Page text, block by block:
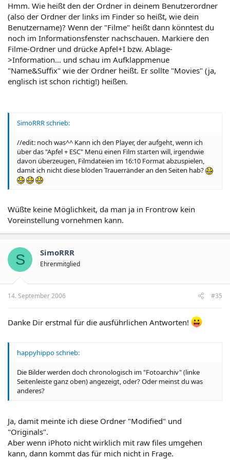
Hmm. Wie heißt den der Ordner in deinem Benutzerordner
(also der Ordner der links im Finder so heißt, wie dein
Benutzername)? Wenn der "Filme" heißt dann könntest du
noch im Informationsfenster nachschauen. Markiere den
Filme-Ordner und drücke Apfel+I bzw. Ablage-
>Information... und schau im Aufklappmenue
"Name&Suffix" wie der Ordner heißt. Er sollte "Movies" (ja,
englisch ist schon richtig!) heißen.
SimoRRR schrieb:
//edit: noch was^^ Kann ich den Player, der aufgeht, wenn ich
über das "Apfel + ESC" Menü einen Film starten will, irgendwie
davon überzeugen, Filmdateien im 16:10 Format abzuspielen,
damit ich nicht diese blöden Trauerränder an den Seiten hab?
Wüßte keine Möglichkeit, da man ja in Frontrow kein
Voreinstellung vornehmen kann.
S SimoRRR
Ehrenmitglied
14. September 2006 #35
Danke Dir erstmal für die ausführlichen Antworten!
happyhippo schrieb:
Die Bilder werden doch chronologisch im "Fotoarchiv" (linke
Seitenleiste ganz oben) angezeigt, oder? Oder meinst du was
anderes?
Ja, damit meinte ich diese Ordner "Modified" und
"Originals".
Aber wenn iPhoto nicht wirklich mit raw files umgehen
kann, dann kommt das für mich nicht in Frage.